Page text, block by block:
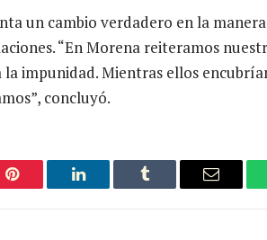
un cambio verdadero en la manera
“En Morena reiteramos
impunidad. Mientras ellos
concluyó.
Pinterest LinkedIn Tumblr Email